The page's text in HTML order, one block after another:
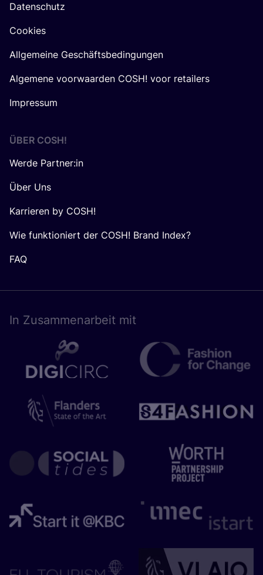
Datenschutz
Cookies
Allgemeine Geschäftsbedingungen
Algemene voorwaarden COSH! voor retailers
Impressum
ÜBER COSH!
Werde Partner:in
Über Uns
Karrieren by COSH!
Wie funktioniert der COSH! Brand Index?
FAQ
In Zusam­men­ar­beit mit